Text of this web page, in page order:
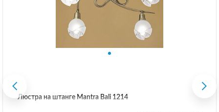
Люстра на штанге Mantra Bali 1214